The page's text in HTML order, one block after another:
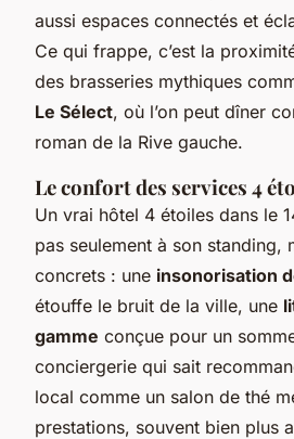
aussi espaces connectés et
Ce qui frappe, c’est la
des brasseries mythiques
Le Sélect, où l’on peut dîner
roman de la Rive gauche.
Le confort des services 4
Un vrai hôtel 4 étoiles dans le
pas seulement à son standing,
concrets : une insonorisation
étouffe le bruit de la ville, une
gamme conçue pour un
conciergerie qui sait
local comme un salon de thé
prestations, souvent bien plus